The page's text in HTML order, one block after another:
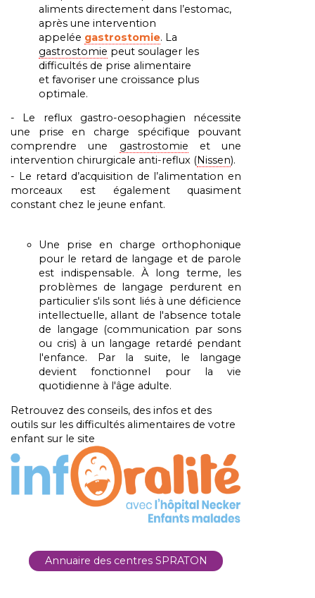
aliments directement dans l’estomac,
après une intervention
appelée gastrostomie. La
gastrostomie peut soulager les
difficultés de prise alimentaire
et favoriser une croissance plus
optimale.
- Le reflux gastro-oesophagien nécessite
une prise en charge spécifique pouvant
comprendre une gastrostomie et une
intervention chirurgicale anti-reflux (Nissen).
- Le retard d’acquisition de l’alimentation en
morceaux est également quasiment
constant chez le jeune enfant.
Une prise en charge orthophonique
pour le retard de langage et de parole
est indispensable. À
long terme,
les
problèmes de langage perdurent en
particuliers'ilssont liés àune déficience
intellectuelle, allant de l'absencetotale
de
langage (communication parsons
ou cris) à un langage retardé pendant
l'enfance. Par la suite, le langage
devient fonctionnel pour la vie
quotidienne à l'âge adulte.
Retrouvez des conseils, des infos et des
outils sur les difficultés alimentaires de votre
enfant sur le site
Annuaire des centres SPRATON